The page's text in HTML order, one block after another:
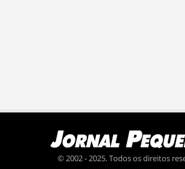
© 2002 - 2025. Todos os direitos